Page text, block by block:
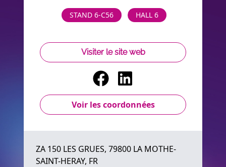
STAND 6-C56 HALL 6
Visiter le site web
Voir les coordonnées
ZA 150 LES GRUES, 79800 LA MOTHE-
SAINT-HERAY, FR